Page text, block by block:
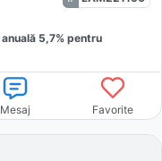
anuală 5,7% pentru
Mesaj Favorite